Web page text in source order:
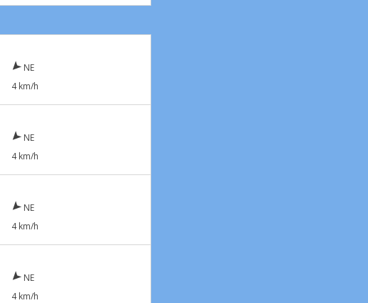
NE
4 km/h
NE
4 km/h
NE
4 km/h
NE
4 km/h